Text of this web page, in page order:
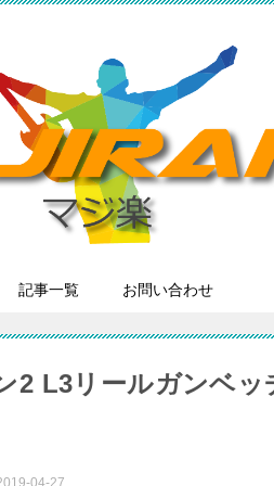
記事一覧 お問い合わせ
2 L3リールガンベ